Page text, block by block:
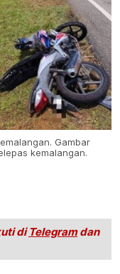
Gambar
kemalangan.
di Telegramdan